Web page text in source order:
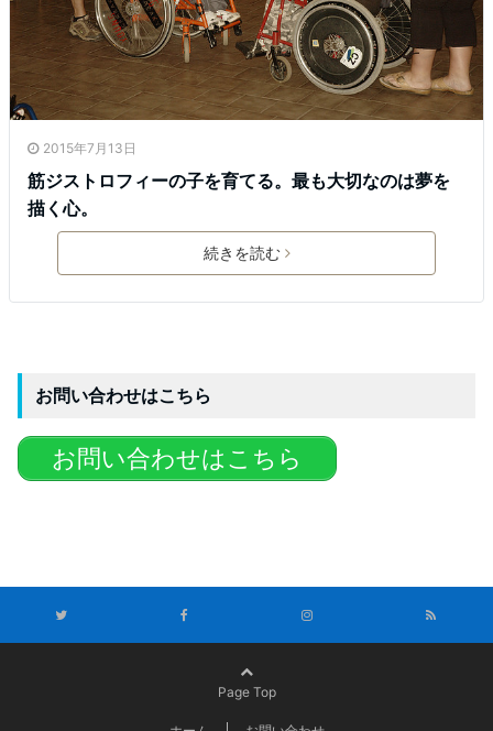
2015年7月13日
筋ジストロフィーの子を育てる。最も大切なのは夢を
描く心。
続きを読む
お問い合わせはこちら
お問い合わせはこちら
Page Top